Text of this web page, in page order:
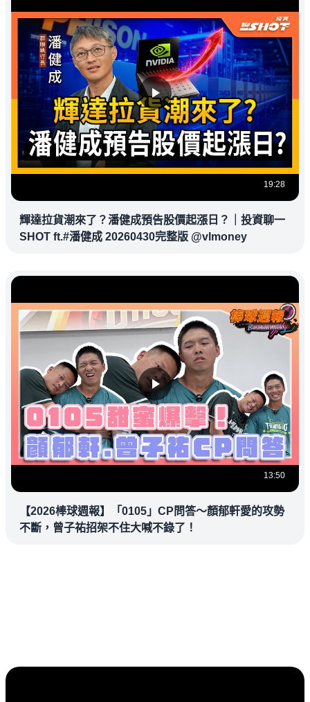
19:28
輝達拉貨潮來了？潘健成預告股價起漲日？｜投資聊一
SHOT ft.#潘健成 20260430完整版 @vlmoney
13:50
【2026棒球週報】「0105」CP問答～顏郁軒愛的攻勢
不斷，曾子祐招架不住大喊不錄了！